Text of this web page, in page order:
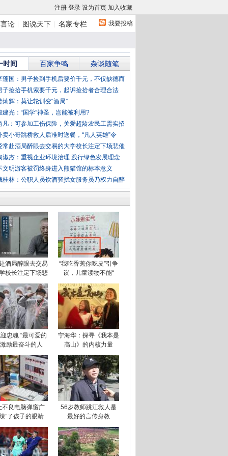
注册 登录 设为首页 加入收藏
我要投稿
论 图说天下 名家专栏
时间 百家争鸣 杂谈随笔
蓬国：男子捡到手机后要价千元，不仅缺德而
子捡拾手机索要千元，起诉捡拾者合理合法
灿辉：莫让轮训变“酒局”
建光：“国学”神圣，岂能被利用?
凡：可参加工伤保险，关爱超龄农民工需实招
卖小哥跳桥救人后准时送餐，“凡人英雄”令
常赴酒局醉眼去交易的大学校长注定下场悲催
淑杰：重视企业环境治理 践行绿色发展理念
文明游客被罚终身进入熊猫馆的标本意义
桂林：公职人员饮酒骚扰女服务员乃权力自醉
酒局醉眼去交易
校长注定下场悲
“我吃香蕉你吃皮”引争
议，儿童读物不能“
忠魂 “最可爱的
励最奋斗的人
宁海华：探寻《我本是
高山》的内核力量
不良电脑弹窗广
”了孩子的眼睛
56岁教师跳江救人是
最好的言传身教